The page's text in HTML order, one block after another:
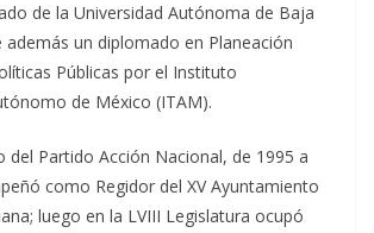
de la Universidad Autónoma de Baja
además un diplomado en Planeación
Públicas por el Instituto
de México (ITAM).
del Partido Acción Nacional, de 1995 a
como Regidor del XV Ayuntamiento
luego en la LVIII Legislatura ocupó